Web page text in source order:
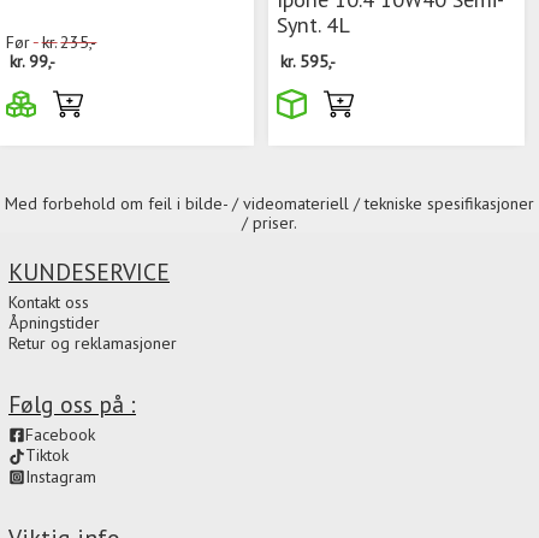
Før kr.235,-
kr.99,-
Synt. 4L
kr. 595,-
Med forbehold om feil i bilde- / videomateriell / tekniske spesifikasjoner
/ priser.
Følg oss på :
Facebook
Tiktok
Instagram
KUNDESERVICE
Kontakt oss
Åpningstider
Retur og reklamasjoner